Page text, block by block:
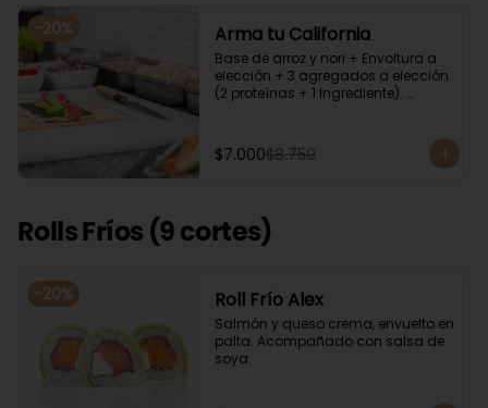
-20% Arma tu California
Base de arroz y nori + Envoltura a
elección + 3 agregados a elección
(2 proteínas + 1 Ingrediente).
$7.000$8.750
Rolls Fríos (9 cortes)
-20% Roll Frío Alex
Salmón y queso crema, envuelto en
palta. Acompañado con salsa de
soya.